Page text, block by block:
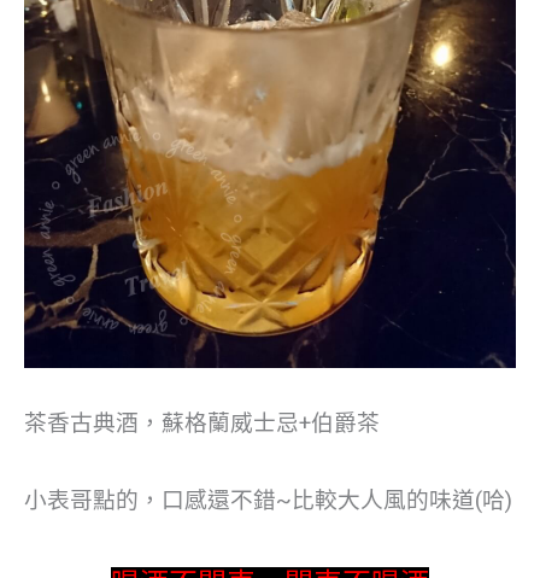
茶香古典酒，蘇格蘭威士忌+伯爵茶
小表哥點的，口感還不錯~比較大人風的味道(哈)